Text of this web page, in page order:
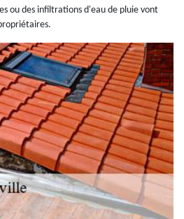
ou des infiltrations d'eau de pluie vont